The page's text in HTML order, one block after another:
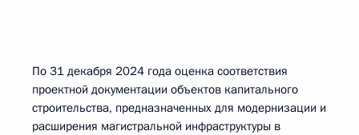
По 31 декабря 2024 года оценка соответствия
проектной документации объектов капитального
строительства, предназначенных для модернизации и
расширения магистральной инфраструктуры в